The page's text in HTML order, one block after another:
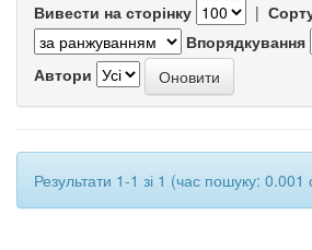
Вивести на сторінку |
Впорядкування
Автори
Результати 1-1 зі 1 (час пошуку: 0.001